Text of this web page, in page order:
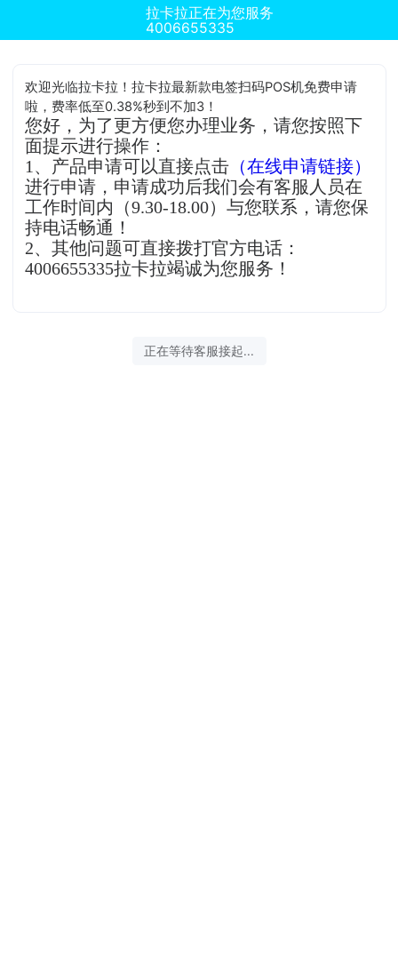
拉卡拉正在为您服务
4006655335
欢迎光临拉卡拉！拉卡拉最新款电签扫码POS机免费申请
啦，费率低至0.38%秒到不加3！
您好，为了更方便您办理业务，请您按照下
面提示进行操作：
1、产品申请可以直接点击 （在线申请链接）
进行申请，申请成功后我们会有客服人员在
工作时间内（9.30-18.00）与您联系，请您保
持电话畅通！
2、其他问题可直接拨打官方电话：
4006655335拉卡拉竭诚为您服务！
正在等待客服接起...